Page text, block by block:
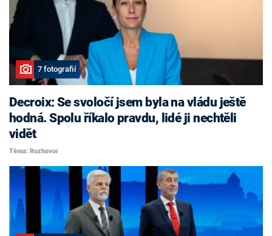
7 fotografií
Decroix: Se svoločí jsem byla na vládu ještě
hodná. Spolu říkalo pravdu, lidé ji nechtěli
vidět
Téma: Rozhovor